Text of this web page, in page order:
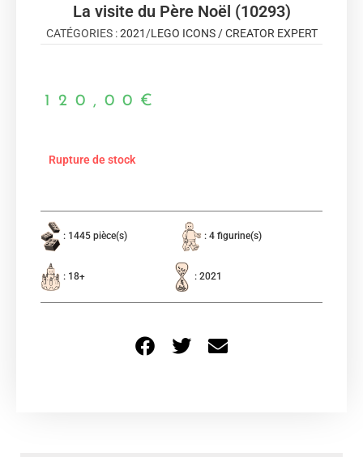
La visite du Père Noël (10293)
CATÉGORIES :2021 /LEGO ICONS / CREATOR EXPERT
120,00 €
Rupture de stock
: 1445 pièce(s) : 4 figurine(s)
: 18+ : 2021